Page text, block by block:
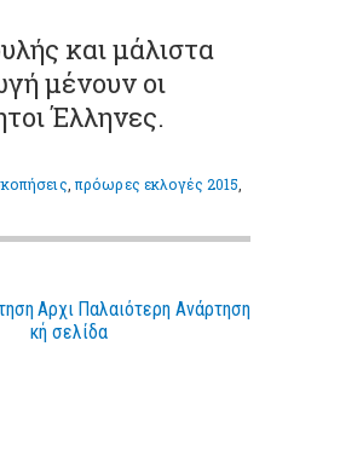
και μάλιστα
μένουν οι
Έλληνες.
πρόωρες εκλογές 2015
Παλαιότερη Ανάρτηση
Αρχι
κή σελίδα